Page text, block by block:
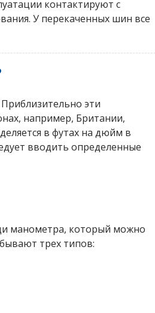
контактируют с
У перекаченных шин все
эти
например, Британии,
в футах на дюйм в
вводить определенные
манометра, который можно
трех типов: